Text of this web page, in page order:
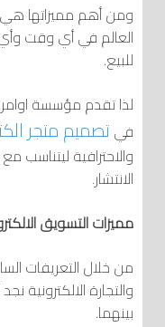
ومن أهم مميزاتها هي
العالم في أي وقت
للبيع.
لذا تقدم مؤسسة
في تصميم متجر
والاحترافية
الانتشار.
مميزات التسويق
من خلال التعريفات
والتجارة الالكترونية
بينهما.